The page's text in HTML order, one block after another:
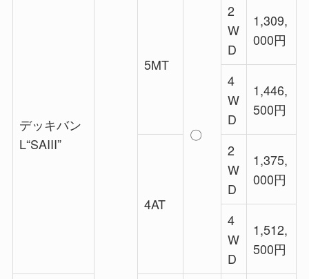
デッキバン
L“SAIII”
5MT
〇
2
W
D
1,309,
000円
4
W
D
1,446,
500円
4AT
2
W
D
1,375,
000円
4
W
D
1,512,
500円